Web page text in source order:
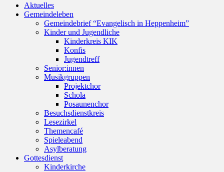
oben
scrollen
Aktuelles
Gemeindeleben
Gemeindebrief “Evangelisch in Heppenheim”
Kinder und Jugendliche
Kinderkreis KIK
Konfis
Jugendtreff
Senior:innen
Musikgruppen
Projektchor
Schola
Posaunenchor
Besuchsdienstkreis
Lesezirkel
Themencafé
Spieleabend
Asylberatung
Gottesdienst
Kinderkirche